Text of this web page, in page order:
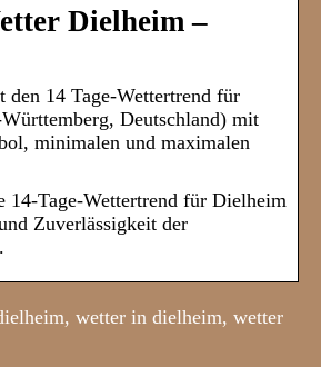
Dielheim –
den 14 Tage-Wettertrend für
Deutschland) mit
minimalen und maximalen
14-Tage-Wettertrend für Dielheim
Zuverlässigkeit der
wetter in dielheim, wetter